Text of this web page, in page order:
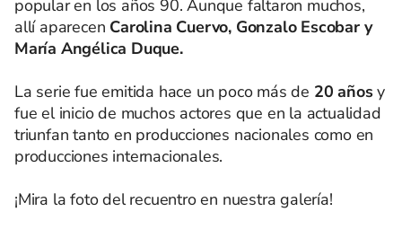
popular en los años 90. Aunque faltaron muchos,
allí aparecen Carolina Cuervo, Gonzalo Escobar y
María Angélica Duque.
La serie fue emitida hace un poco más de 20 añosy
fue el inicio de muchos actores que en la actualidad
triunfan tanto en producciones nacionales como en
producciones internacionales.
¡Mira la foto del recuentro en nuestra galería!